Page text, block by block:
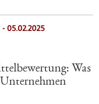
05.02.2025
Was